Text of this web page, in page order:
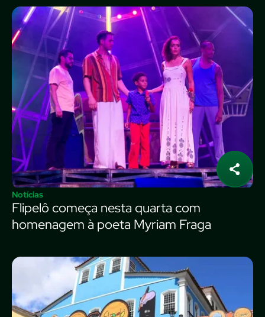
Notícias
Flipelô começa nesta quarta com
homenagem à poeta Myriam Fraga